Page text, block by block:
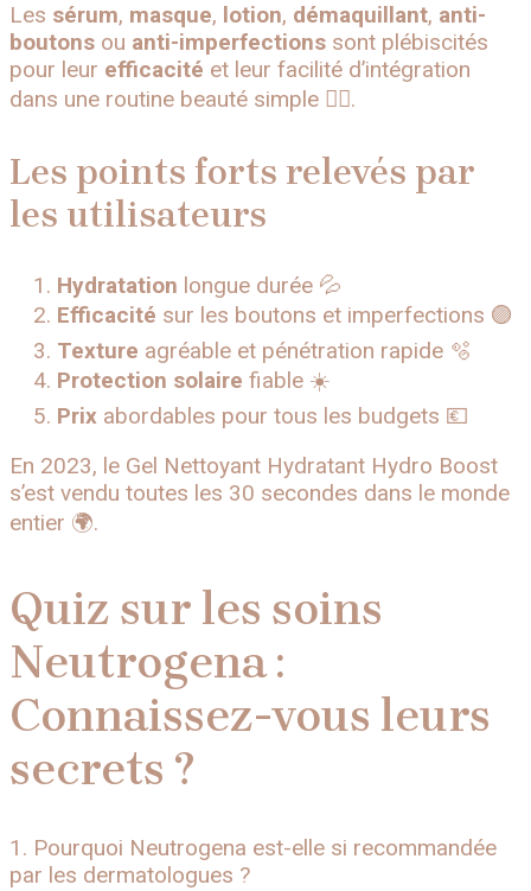
Les sérum, masque, lotion, démaquillant, anti-
boutons ou anti-imperfections sont plébiscités
pour leur efficacité et leur facilité d’intégration
dans une routine beauté simple 🧖‍♀️.
Les points forts relevés par
les utilisateurs
Hydratation longue durée 💦
Efficacité sur les boutons et imperfections 🟣
Texture agréable et pénétration rapide 🫧
Protection solaire fiable ☀️
Prix abordables pour tous les budgets 💶
En 2023, le Gel Nettoyant Hydratant Hydro Boost
s’est vendu toutes les 30 secondes dans le monde
entier 🌍.
Quiz sur les soins
Neutrogena :
Connaissez-vous leurs
secrets ?
1. Pourquoi Neutrogena est-elle si recommandée
par les dermatologues ?